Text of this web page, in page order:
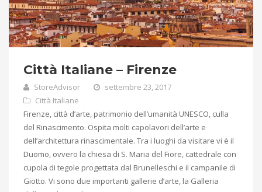
Città Italiane – Firenze
StoreAdvisor
settembre 23, 2017
Città Italiane
Firenze, città d’arte, patrimonio dell’umanità UNESCO, culla
del Rinascimento. Ospita molti capolavori dell’arte e
dell’architettura rinascimentale. Tra i luoghi da visitare vi è il
Duomo, ovvero la chiesa di S. Maria del Fiore, cattedrale con
cupola di tegole progettata dal Brunelleschi e il campanile di
Giotto. Vi sono due importanti gallerie d’arte, la Galleria